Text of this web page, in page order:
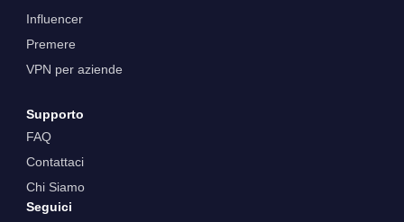
Influencer
Premere
VPN per aziende
Supporto
FAQ
Contattaci
Chi Siamo
Seguici